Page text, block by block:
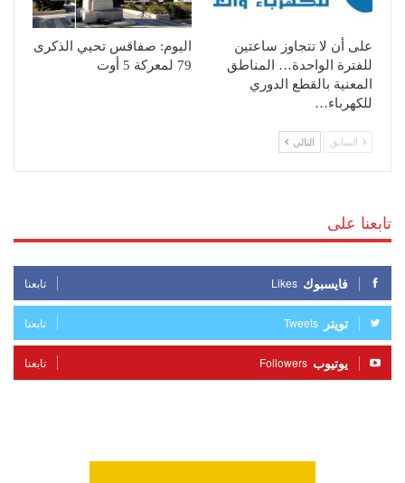
على أن لا تتجاوز ساعتين
للفترة الواحدة… المناطق
المعنية بالقطع الدوري
للكهرباء…
اليوم: صفاقس تحيي الذكرى
79 لمعركة 5 أوت
السابق التالي
تابعنا على
فايسبوك Likes تابعنا
تويتر Tweets تابعنا
يوتيوب Followers تابعنا